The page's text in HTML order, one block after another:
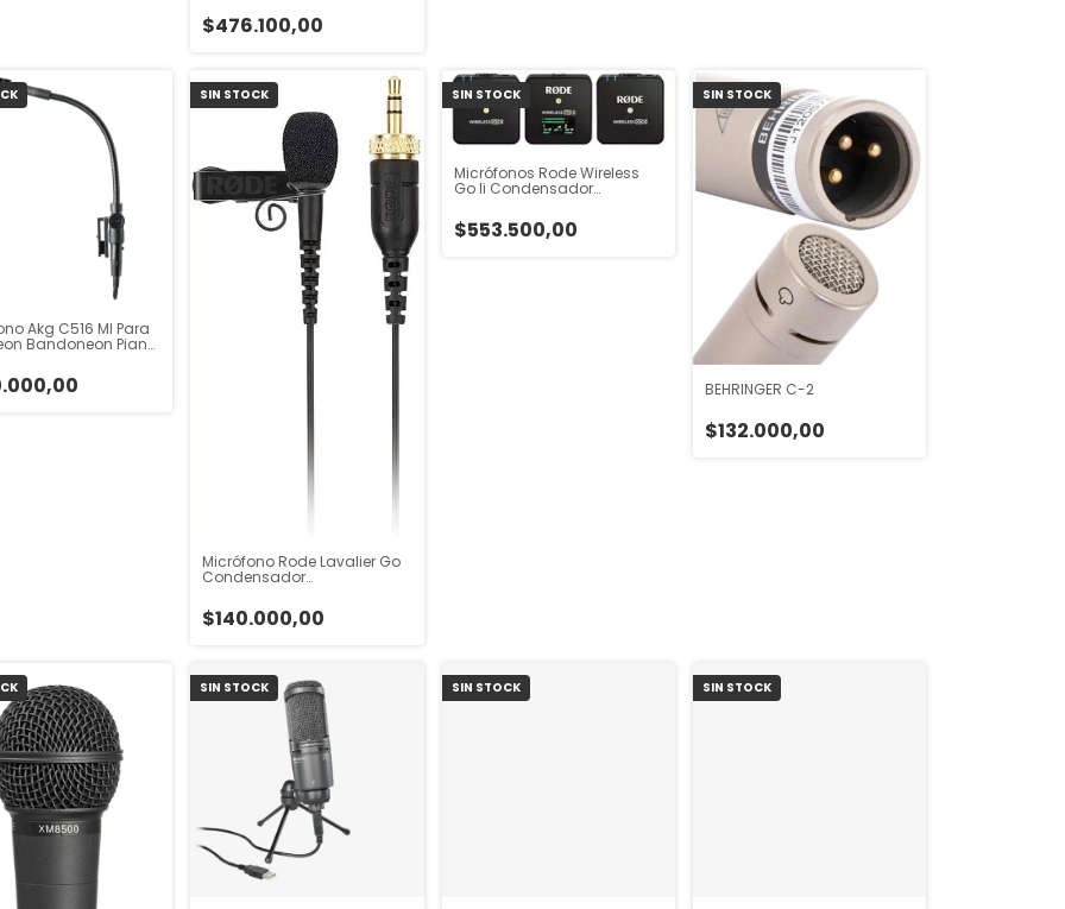
$476.100,00
Akg C516 Ml Para
Bandoneon Piano
SIN STOCK
Micrófono Rode Lavalier Go
Condensador
Negro
$140.000,00
SIN STOCK
Micrófonos Rode Wireless
Go Ii Condensador
$553.500,00
SIN STOCK
BEHRINGER C-2
$132.000,00
SIN STOCK SIN STOCK SIN STOCK